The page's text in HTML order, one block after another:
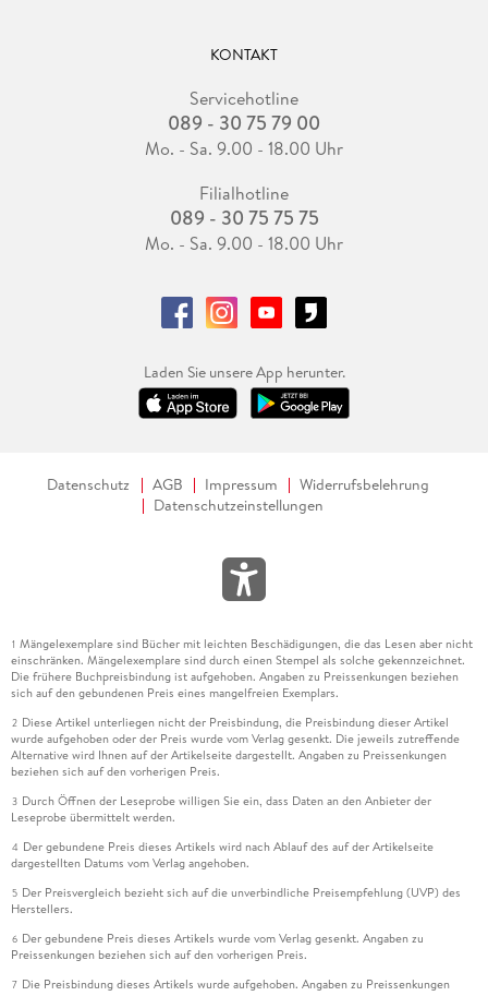
KONTAKT
Servicehotline
089 - 30 75 79 00
Mo. - Sa. 9.00 - 18.00 Uhr
Filialhotline
089 - 30 75 75 75
Mo. - Sa. 9.00 - 18.00 Uhr
Laden Sie unsere App herunter.
Datenschutz AGB Impressum
Widerrufsbelehrung
Datenschutzeinstellungen
1 Mängelexemplare sind Bücher mit leichten Beschädigungen, die das Lesen aber nicht
einschränken. Mängelexemplare sind durch einen Stempel als solche gekennzeichnet.
Die frühere Buchpreisbindung ist aufgehoben. Angaben zu Preissenkungen beziehen
sich auf den gebundenen Preis eines mangelfreien Exemplars.
2 Diese Artikel unterliegen nicht der Preisbindung, die Preisbindung dieser Artikel
wurde aufgehoben oder der Preis wurde vom Verlag gesenkt. Die jeweils zutreffende
Alternative wird Ihnen auf der Artikelseite dargestellt. Angaben zu Preissenkungen
beziehen sich auf den vorherigen Preis.
3 Durch Öffnen der Leseprobe willigen Sie ein, dass Daten an den Anbieter der
Leseprobe übermittelt werden.
4 Der gebundene Preis dieses Artikels wird nach Ablauf des auf der Artikelseite
dargestellten Datums vom Verlag angehoben.
5 Der Preisvergleich bezieht sich auf die unverbindliche Preisempfehlung (UVP) des
Herstellers.
6 Der gebundene Preis dieses Artikels wurde vom Verlag gesenkt. Angaben zu
Preissenkungen beziehen sich auf den vorherigen Preis.
7 Die Preisbindung dieses Artikels wurde aufgehoben. Angaben zu Preissenkungen